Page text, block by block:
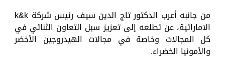
من جانبه أعرب الدكتور تاج الدين سيف رئيس شركة k&k
الاماراتية، عن تطلعه إلى تعزيز سبل التعاون الثنائي في
كل المجالات وخاصة في مجالات الهيدروجين الأخضر
والأمونيا الخضراء.